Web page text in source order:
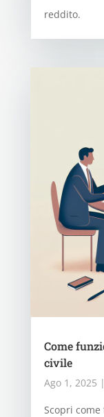
reddito.
Come
civile
Ago 1, 2025 |
Scopri